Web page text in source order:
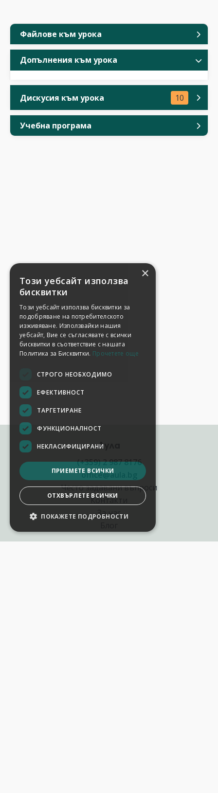
Файлове към урока
Допълнения към урока
Дискусия към урока 10
Учебна програма
Аула
(+359) 2 987 8176
office@aula.bg
Често задавани въпроси
Контакти
За нас
×
Този уебсайт използва
бисквитки
Този уебсайт използва бисквитки за
подобряване на потребителското
изживяване. Използвайки нашия
уебсайт, Вие се съгласявате с всички
бисквитки в съответствие с нашата
Политика за Бисквитки. Прочетете още
СТРОГО НЕОБХОДИМО
ЕФЕКТИВНОСТ
ТАРГЕТИРАНЕ
ФУНКЦИОНАЛНОСТ
НЕКЛАСИФИЦИРАНИ
ПРИЕМЕТЕ ВСИЧКИ
ОТХВЪРЛЕТЕ ВСИЧКИ
ПОКАЖЕТЕ ПОДРОБНОСТИ